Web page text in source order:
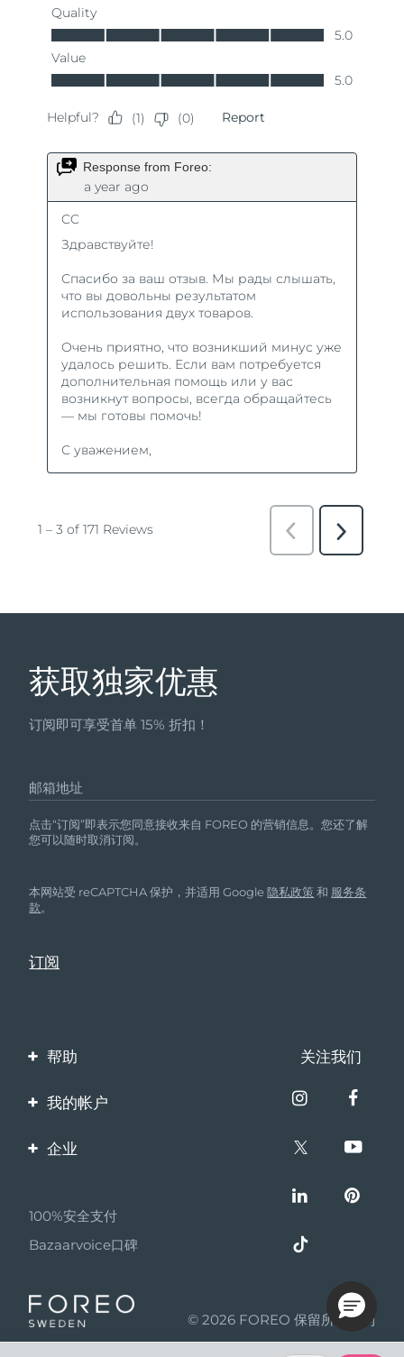
获取独家优惠
订阅即可享受首单 15% 折扣！
邮箱地址
点击“订阅”即表示您同意接收来自 FOREO 的营销信息。您还了解
您可以随时取消订阅。
本网站受 reCAPTCHA 保护，并适用 Google隐私政策 和 服务条
款。
帮助
联系我们
关注我们
我的帐户
产品注册
企业
伙伴计划
联盟新闻
成为合作伙伴
100%安全支付
Bazaarvoice口碑
© 2026 FOREO 保留所有权利